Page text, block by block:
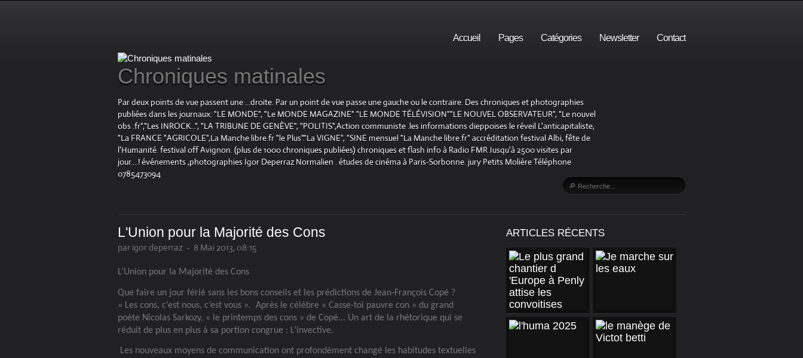
Accueil Pages Catégories Newsletter Contact
Chroniques matinales
Par deux points de vue passent une ...droite. Par un point de vue passe une gauche ou le contraire. Des chroniques et photographies
publiées dans les journaux: "LE MONDE", "Le MONDE MAGAZINE" "LE MONDE TÉLÉVISION""LE NOUVEL OBSERVATEUR", "Le nouvel
obs .fr","Les INROCK...", "LA TRIBUNE DE GENÈVE", "POLITIS",Action communiste .les informations dieppoises le réveil L'anticapitaliste,
"La FRANCE "AGRICOLE",La Manche libre.fr "le Plus"."La VIGNE", "SINE mensuel "La Manche libre.fr" accréditation festival Albi, fête de
l'Humanité. festival off Avignon. (plus de 1000 chroniques publiées) chroniques et flash info à Radio FMR Jusqu'à 2500 visites par
jour....! événements ,photographies Igor Deperraz Normalien . études de cinéma à Paris-Sorbonne. jury Petits Molière Téléphone
0785473094
L'Union pour la Majorité des Cons
par igor deperraz - 8 Mai 2013, 08:15
L’Union pour la Majorité des Cons
Que faire un jour férié sans les bons conseils et les prédictions de Jean-François Copé ?
« Les cons, c’est nous, c’est vous ». Après le célèbre « Casse-toi pauvre con » du grand
poète Nicolas Sarkozy, « le printemps des cons » de Copé... Un art de la rhétorique qui se
réduit de plus en plus à sa portion congrue : L’invective.
Les nouveaux moyens de communication ont profondément changé les habitudes textuelles
ARTICLES RÉCENTS